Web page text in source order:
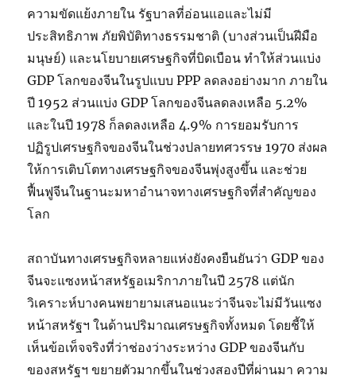
ความขัดแย้งภายใน รัฐบาลที่อ่อนแอและไม่มี
ประสิทธิภาพ ภัยพิบัติทางธรรมชาติ (บางส่วนเป็นฝีมือ
มนุษย์) และนโยบายเศรษฐกิจที่บิดเบือน ทำให้ส่วนแบ่ง
GDP โลกของจีนในรูปแบบ PPP ลดลงอย่างมาก ภายใน
ปี 1952 ส่วนแบ่ง GDP โลกของจีนลดลงเหลือ 5.2%
และในปี 1978 ก็ลดลงเหลือ 4.9% การยอมรับการ
ปฏิรูปเศรษฐกิจของจีนในช่วงปลายทศวรรษ 1970 ส่งผล
ให้การเติบโตทางเศรษฐกิจของจีนพุ่งสูงขึ้น และช่วย
ฟื้นฟูจีนในฐานะมหาอำนาจทางเศรษฐกิจที่สำคัญของ
โลก
สถาบันทางเศรษฐกิจหลายแห่งยังคงยืนยันว่า GDP ของ
จีนจะแซงหน้าสหรัฐอเมริกาภายในปี 2578 แต่นัก
วิเคราะห์บางคนพยายามเสนอแนะว่าจีนจะไม่มีวันแซง
หน้าสหรัฐฯ ในด้านปริมาณเศรษฐกิจทั้งหมด โดยชี้ให้
เห็นข้อเท็จจริงที่ว่าช่องว่างระหว่าง GDP ของจีนกับ
ของสหรัฐฯ ขยายตัวมากขึ้นในช่วงสองปีที่ผ่านมา ความ